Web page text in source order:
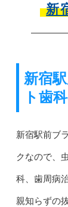
新
新宿
ト歯
新宿駅前ブ
クなので、
科、歯周病
親知らずの